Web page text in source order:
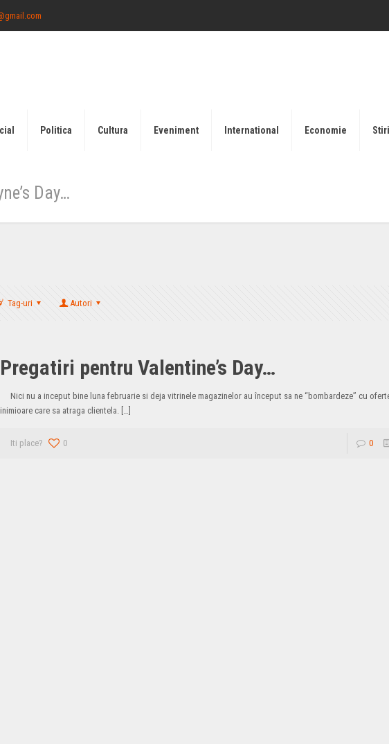
Politica Cultura Eveniment International Economie
Day…
Tag-uri Autori
Pregatiri pentru Valentine’s Day…
Nici nu a inceput bine luna februarie si deja vitrinele magazinelor au început sa ne “bombardeze” cu
inimioare care sa atraga clientela. […]
Iti place? 0 0